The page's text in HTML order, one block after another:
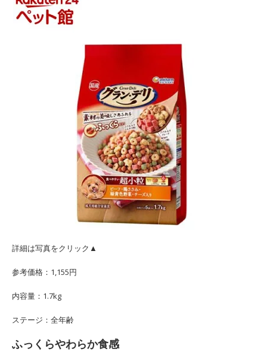
詳細は写真をクリック▲
参考価格：1,155円
内容量：1.7kg
ステージ：全年齢
ふっくらやわらか食感